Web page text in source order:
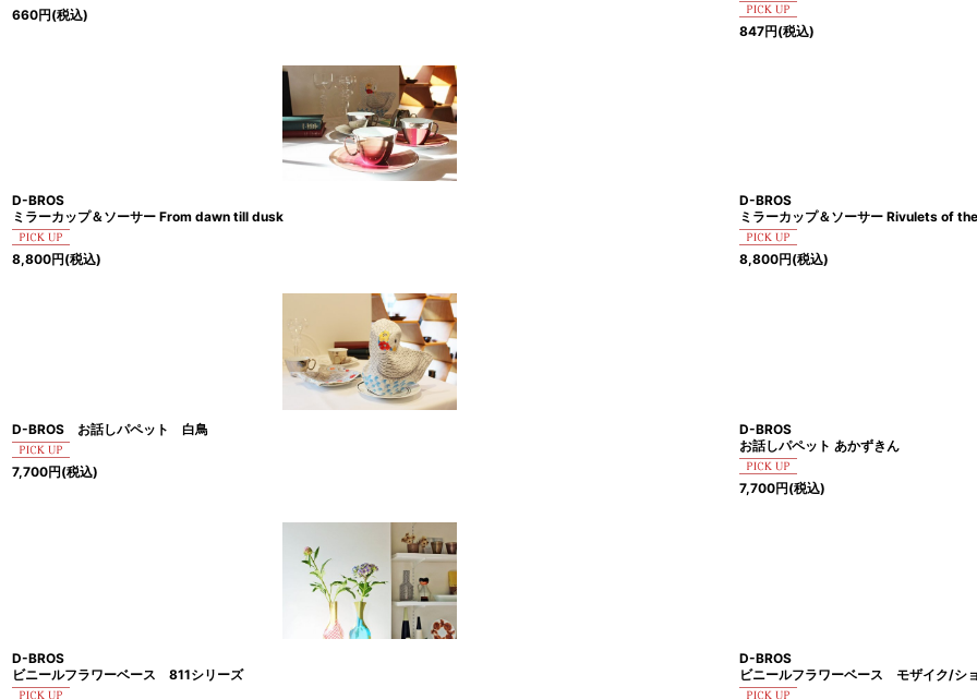
660円(税込)
847円(税込)
D-BROS
ミラーカップ＆ソーサー From dawn till dusk
8,800円(税込)
D-BROS
ミラーカップ＆ソーサー Rivulets of
8,800円(税込)
D-BROS お話しパペット 白鳥
7,700円(税込)
D-BROS
お話しパペット あかずきん
7,700円(税込)
D-BROS
ビニールフラワーベース 811シリーズ
D-BROS
ビニールフラワーベース モザイク/シ